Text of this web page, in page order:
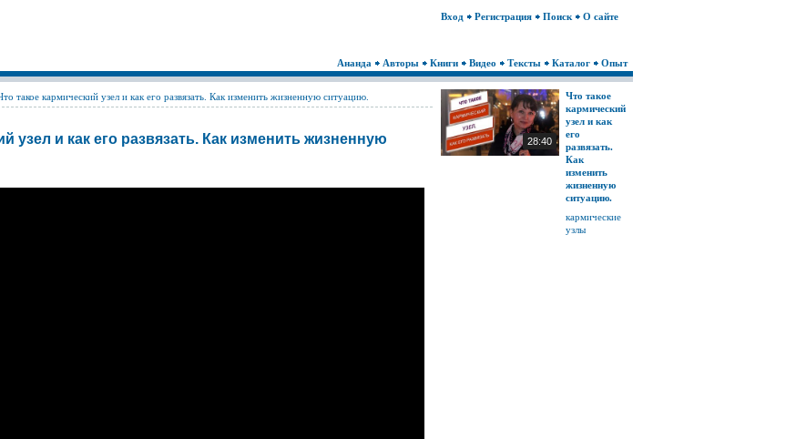
Вход Регистрация Поиск О сайте
Ананда Авторы Книги Видео Тексты Каталог Опыт
такое кармический узел и как его развязать. Как изменить жизненную ситуацию.
узел и как его развязать. Как изменить жизненную
28:40
Что такое
кармический
узел и как
его
развязать.
Как
изменить
жизненную
ситуацию.
кармические
узлы